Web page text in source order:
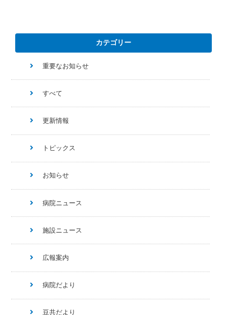
カテゴリー
重要なお知らせ
すべて
更新情報
トピックス
お知らせ
病院ニュース
施設ニュース
広報案内
病院だより
豆共だより